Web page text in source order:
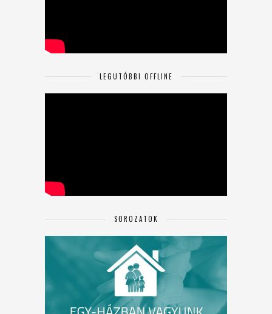
LEGUTÓBBI OFFLINE
SOROZATOK